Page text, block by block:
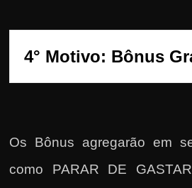
Os Bônus agregarão em
como PARAR DE